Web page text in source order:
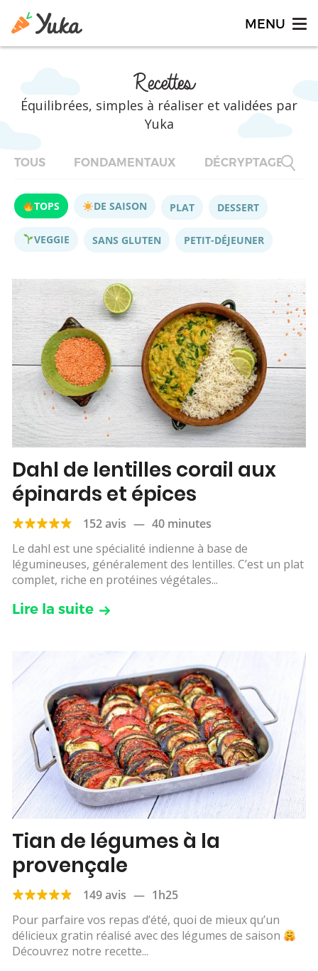
Recettes
Équilibrées, simples à réaliser et validées par
Yuka
TOUS FONDAMENTAUX DÉCRYPTAGES
TOPS DE SAISON PLAT DESSERT
VEGGIE SANS GLUTEN PETIT-DÉJEUNER
Dahl de lentilles corail aux
épinards et épices
152 avis — 40 minutes
Le dahl est une spécialité indienne à base de
légumineuses, généralement des lentilles. C’est un plat
complet, riche en protéines végétales...
Lire la suite
Tian de légumes à la
provençale
149 avis — 1h25
Pour parfaire vos repas d’été, quoi de mieux qu’un
délicieux gratin réalisé avec des légumes de saison
Découvrez notre recette...